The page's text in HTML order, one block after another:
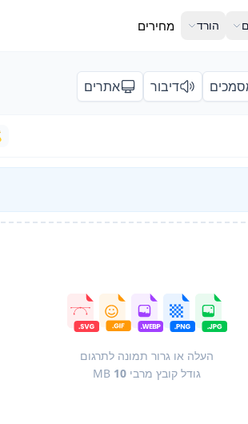
הורד מחירים
דיבור אתרים
העלה או גרור תמונה לתרגום
גודל קובץ מרבי 10